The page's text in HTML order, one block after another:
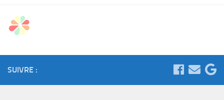
SUIVRE :